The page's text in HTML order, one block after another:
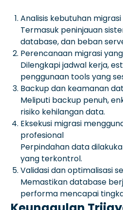
Analisis kebutuhan
Termasuk peninjauan
database, dan beban
Perencanaan migrasi
Dilengkapi jadwal kerja,
penggunaan tools yang
Backup dan keamanan
Meliputi backup penuh,
risiko kehilangan data.
Eksekusi migrasi
profesional
Perpindahan data
yang terkontrol.
Validasi dan optimalisasi
Memastikan database
performa mencapai